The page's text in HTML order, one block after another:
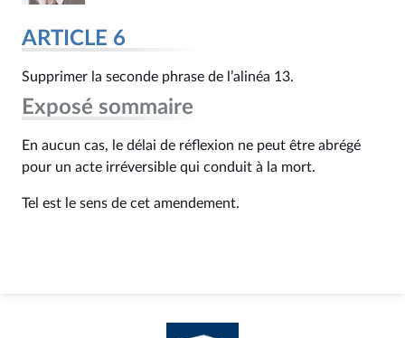
ARTICLE 6
Supprimer la seconde phrase de l’alinéa 13.
Exposé sommaire
En aucun cas, le délai de réflexion ne peut être abrégé
pour un acte irréversible qui conduit à la mort.
Tel est le sens de cet amendement.